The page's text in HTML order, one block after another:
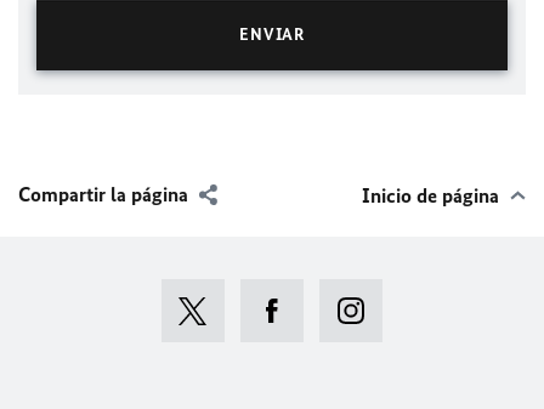
Compartir la página Inicio de página